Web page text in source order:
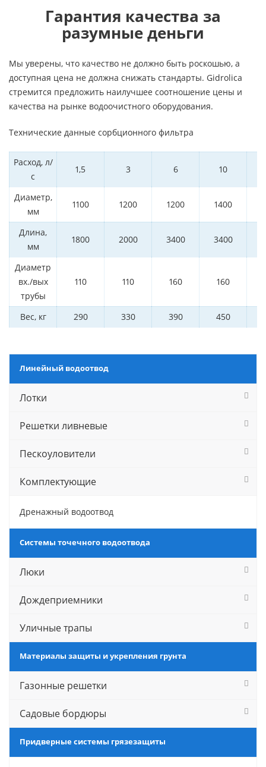
Гарантия качества за
разумные деньги
Мы уверены, что качество не должно быть роскошью, а
доступная цена не должна снижать стандарты. Gidrolica
стремится предложить наилучшее соотношение цены и
качества на рынке водоочистного оборудования.
Технические данные сорбционного фильтра
Расход, л/
с
1,5 3 6 10
Диаметр,
мм
1100 1200 1200 1400
Длина,
мм
1800 2000 3400 3400
Диаметр
вх./вых
трубы
110 110 160 160
Вес, кг 290 330 390 450
Линейный водоотвод
Лотки
Решетки ливневые
Пескоуловители
Комплектующие
Дренажный водоотвод
Системы точечного водоотвода
Люки
Дождеприемники
Уличные трапы
Материалы защиты и укрепления грунта
Газонные решетки
Садовые бордюры
Придверные системы грязезащиты